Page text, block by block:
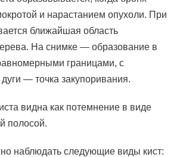
и нарастанием опухоли. При
ближайшая область
На снимке — образование в
границами, с
— точка закупоривания.
видна как потемнение в виде
полосой.
наблюдать следующие виды кист: